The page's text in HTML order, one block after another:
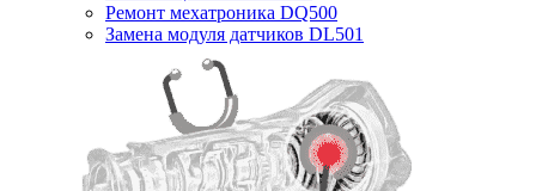
Ремонт мехатроника DQ500
Замена модуля датчиков DL501